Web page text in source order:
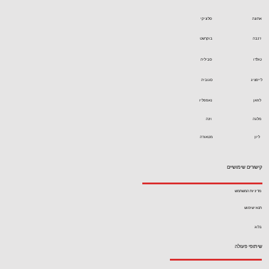
קישורים שימושיים
תנאי שימוש
מדיניות המשתמש
בלוג
שיתופי פעולה
סביליה
סלוניקי אתונה
טולדו
בוקרשט
נאפפליו
ז'נבה
לוזאן
סגוביה
מלגה
לייפציג
מטאורה
וינה
ליון